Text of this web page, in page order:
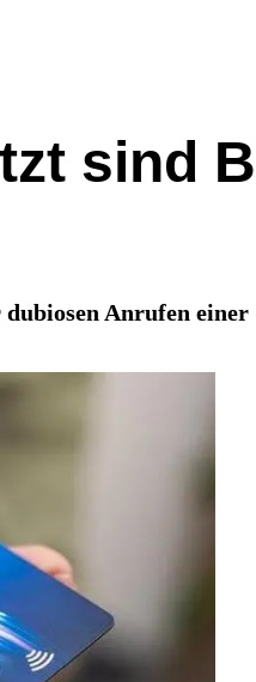
sind
Anrufen